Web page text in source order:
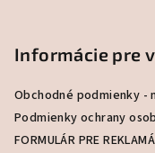
Informácie pre
Obchodné podmienky -
Podmienky ochrany
FORMULÁR PRE